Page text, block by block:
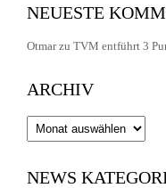
NEUESTE
Otmarzu TVM entführt 3
ARCHIV
Archiv
NEWS